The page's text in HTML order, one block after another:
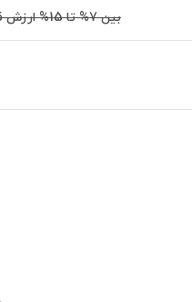
بین 7% تا 15% ارزش قطعات